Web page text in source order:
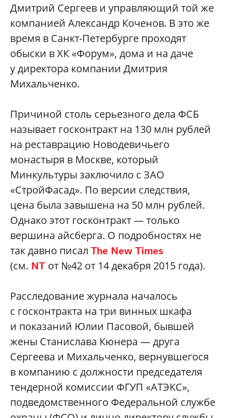
Дмитрий Сергеев и управляющий той же
компанией Александр Коченов. В это же
время в Санкт-Петербурге проходят
обыски в ХК «Форум», дома и на даче
у директора компании Дмитрия
Михальченко.
Причиной столь серьезного дела ФСБ
называет госконтракт на 130 млн рублей
на реставрацию Новодевичьего
монастыря в Москве, который
Минкультуры заключило с ЗАО
«СтройФасад». По версии следствия,
цена была завышена на 50 млн рублей.
Однако этот госконтракт — только
вершина айсберга. О подробностях не
так давно писал The New Times
(см. NT от №42 от 14 декабря 2015 года).
Расследование журнала началось
с госконтракта на три винных шкафа
и показаний Юлии Пасовой, бывшей
жены Станислава Кюнера — друга
Сергеева и Михальченко, вернувшегося
в компанию с должности председателя
тендерной комиссии ФГУП «АТЭКС»,
подведомственного Федеральной службе